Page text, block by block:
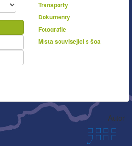
Transporty
Dokumenty
Fotografie
Místa související s šoa
Autor